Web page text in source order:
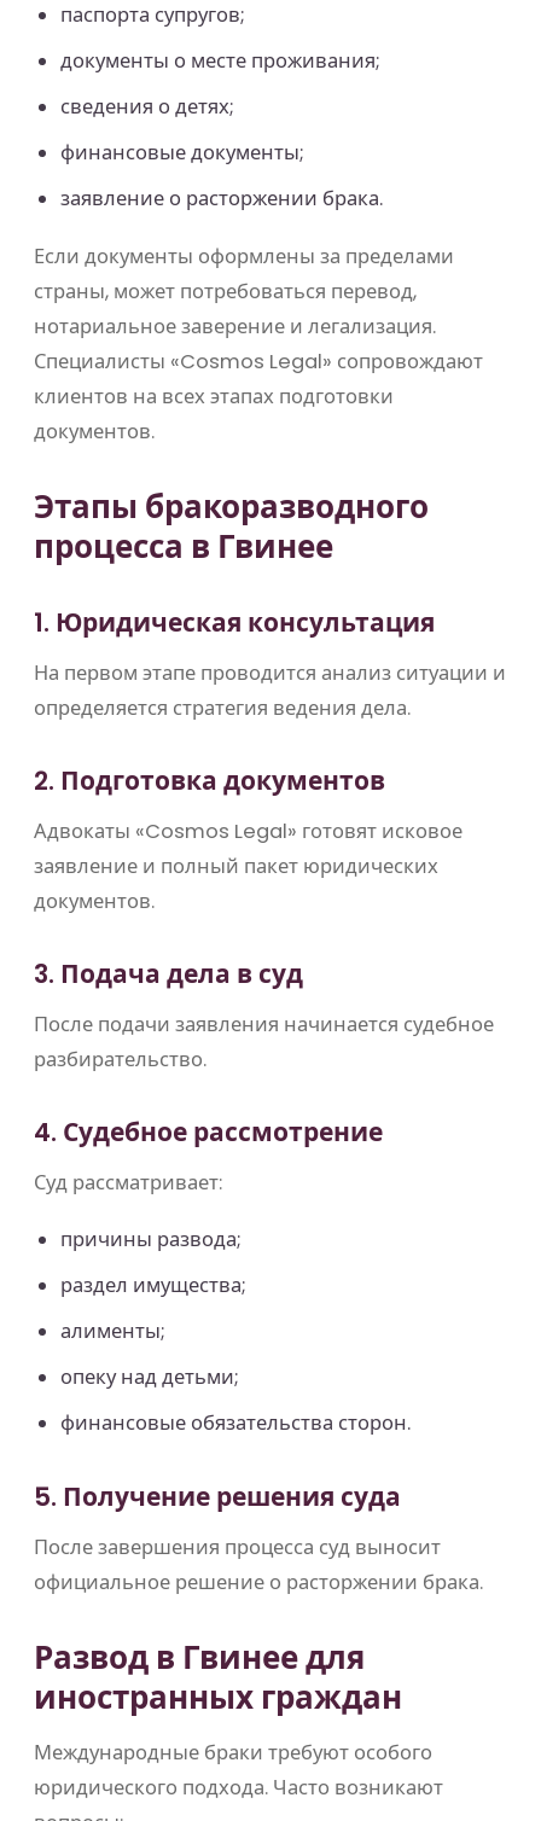
паспорта супругов;
документы о месте проживания;
сведения о детях;
финансовые документы;
заявление о расторжении брака.
Если документы оформлены за пределами
страны, может потребоваться перевод,
нотариальное заверение и легализация.
Специалисты «Cosmos Legal» сопровождают
клиентов на всех этапах подготовки
документов.
Этапы бракоразводного
процесса в Гвинее
1. Юридическая консультация
На первом этапе проводится анализ ситуации и
определяется стратегия ведения дела.
2. Подготовка документов
Адвокаты «Cosmos Legal» готовят исковое
заявление и полный пакет юридических
документов.
3. Подача дела в суд
После подачи заявления начинается судебное
разбирательство.
4. Судебное рассмотрение
Суд рассматривает:
причины развода;
раздел имущества;
алименты;
опеку над детьми;
финансовые обязательства сторон.
5. Получение решения суда
После завершения процесса суд выносит
официальное решение о расторжении брака.
Развод в Гвинее для
иностранных граждан
Международные браки требуют особого
юридического подхода. Часто возникают